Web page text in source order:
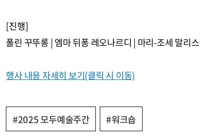
[진행]
폴린 꾸뚜롱 | 엠마 뒤퐁 레오나르디 | 마리-조세 말리스
행사 내용 자세히 보기(클릭 시 이동)
#2025 모두예술주간 #워크숍